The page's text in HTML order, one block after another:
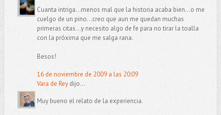
Cuanta intriga...menos mal que la historia acaba bien...o me
cuelgo de un pino...creo que aun me quedan muchas
primeras citas...y necesito algo de fe para no tirar la toalla
con la próxima que me salga rana.
Besos!
16 de noviembre de 2009 a las 20:09
Vara de Reydijo...
Muy bueno el relato de la experiencia.